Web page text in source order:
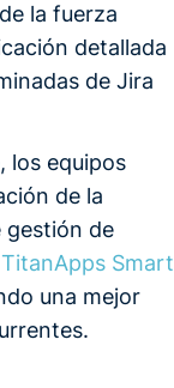
la fuerza
detallada
de Jira
, los equipos
de la
gestión de
TitanApps Smart
una mejor